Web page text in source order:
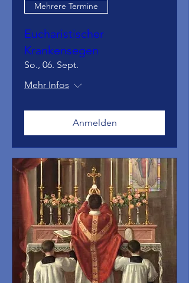
Mehrere Termine
Eucharistischer
Krankensegen
So., 06. Sept.
Mehr Infos
Anmelden